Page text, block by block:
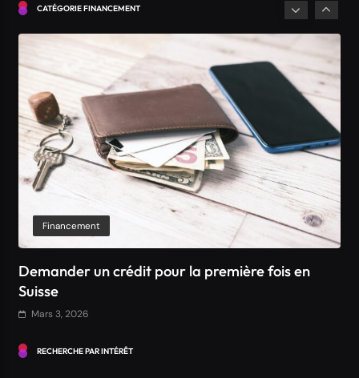
CATÉGORIE FINANCEMENT
Suisse
Mars 3, 2026
Financement
Comment obtenir un crédit Bancaire en Suisse ?
Mars 3, 2026
RECHERCHE PAR INTÉRÊT